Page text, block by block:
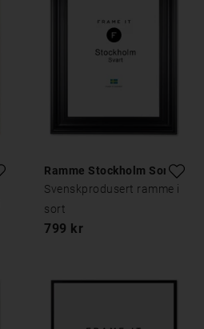
Ramme Stockholm Sort
Svenskprodusert ramme i
sort
799 kr